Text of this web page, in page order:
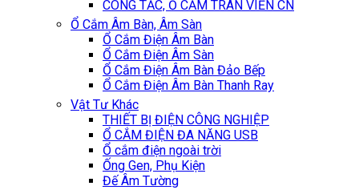
CÔNG TẮC, Ổ CẮM TRÀN VIỀN CN
Ổ Cắm Âm Bàn, Âm Sàn
Ổ Cắm Điện Âm Bàn
Ổ Cắm Điện Âm Sàn
Ổ Cắm Điện Âm Bàn Đảo Bếp
Ổ Cắm Điện Âm Bàn Thanh Ray
Vật Tư Khác
THIẾT BỊ ĐIỆN CÔNG NGHIỆP
Ổ CẮM ĐIỆN ĐA NĂNG USB
Ổ cắm điện ngoài trời
Ống Gen, Phụ Kiện
Đế Âm Tường